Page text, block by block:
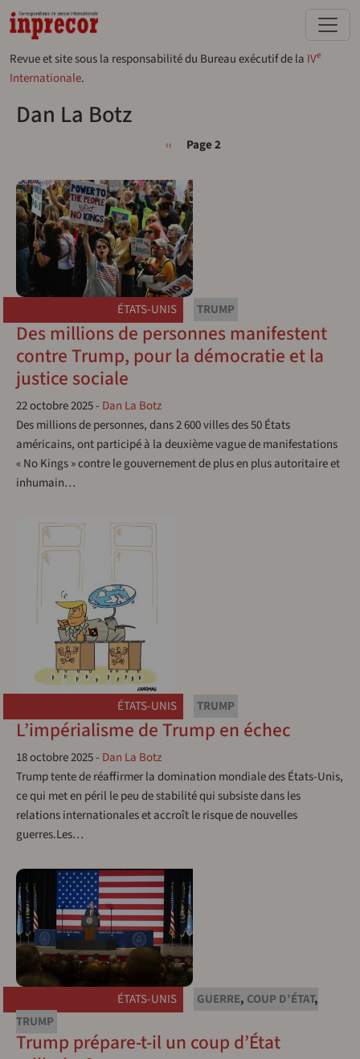
Aller au contenu principal
Revue et site sous la responsabilité du Bureau exécutif de la IVe
Internationale.
Dan La Botz
Page précédente
‹‹ Page 2
ÉTATS-UNIS TRUMP
Des millions de personnes manifestent
contre Trump, pour la démocratie et la
justice sociale
22 octobre 2025- Dan La Botz
Des millions de personnes, dans 2 600 villes des 50 États
américains, ont participé à la deuxième vague de manifestations
« No Kings » contre le gouvernement de plus en plus autoritaire et
inhumain…
ÉTATS-UNIS TRUMP
L’impérialisme de Trump en échec
18 octobre 2025- Dan La Botz
Trump tente de réaffirmer la domination mondiale des États-Unis,
ce qui met en péril le peu de stabilité qui subsiste dans les
relations internationales et accroît le risque de nouvelles
guerres.Les…
ÉTATS-UNIS GUERRE, COUP D’ÉTAT,
TRUMP
Trump prépare-t-il un coup d’État